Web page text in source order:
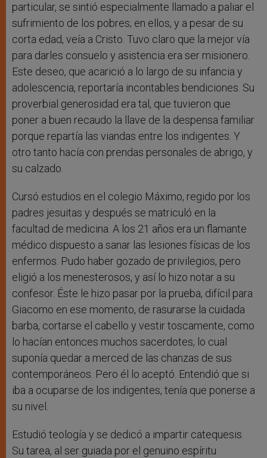
particular, se sintió especialmente llamado a paliar el
sufrimiento de los pobres; en ellos, y a pesar de su
corta edad, veía a Cristo. Tuvo claro que la mejor vía
para darles consuelo y asistencia era ser misionero.
Este deseo, que acarició a lo largo de su infancia y
adolescencia, reportaría incontables bendiciones. Su
proverbial generosidad era tal, que tuvieron que
poner a buen recaudo la llave de la despensa familiar
porque repartía las viandas entre los indigentes. Y
otro tanto hacía con prendas personales de abrigo, y
su calzado.
Cursó estudios en el colegio Máximo, regido por los
padres jesuitas y después se matriculó en la
facultad de medicina. A los 21 años era un flamante
médico dispuesto a sanar las lesiones físicas de los
enfermos. Pudo haber gozado de privilegios, pero
eligió a los menesterosos, y así lo hizo notar a su
confesor. Éste le hizo pasar por la prueba, difícil para
Giacomo en ese momento, de rasurarse la cuidada
barba, cortarse el cabello y vestir toscamente, como
lo hacían entonces muchos sacerdotes, lo cual
suponía quedar a merced de las chanzas de sus
contemporáneos. Pero él lo aceptó. Entendió que si
iba a ocuparse de los indigentes, tenía que ponerse a
su nivel.
Estudió teología y se dedicó a impartir catequesis.
Su tarea, al ser guiada por el genuino espíritu